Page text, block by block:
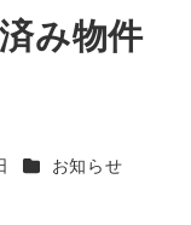
み物件
カテゴリー
お知らせ